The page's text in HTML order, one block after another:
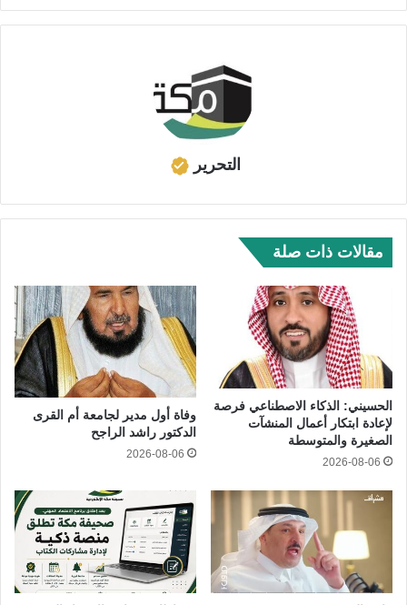
التحرير
مقالات ذات صلة
الحسيني: الذكاء الاصطناعي فرصة
لإعادة ابتكار أعمال المنشآت
الصغيرة والمتوسطة
2026-08-06
وفاة أول مدير لجامعة أم القرى
الدكتور راشد الراجح
2026-08-06